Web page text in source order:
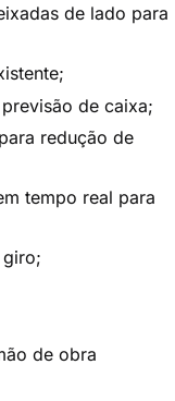
de lado para
de caixa;
redução de
tempo real para
de obra